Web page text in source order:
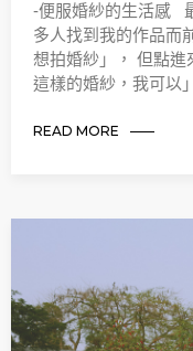
-便服婚紗的生活感
多人找到我的作品而
想拍婚紗」， 但點進
這樣的婚紗，我可以
READ MORE